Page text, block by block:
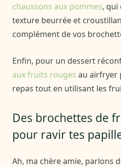
chaussons aux pommes, qui
texture beurrée et
complément de vos
Enfin, pour un dessert
aux fruits rouges au airfryer
repas tout en utilisant les
Des brochettes de
pour ravir tes
Ah, ma chère amie, parlons